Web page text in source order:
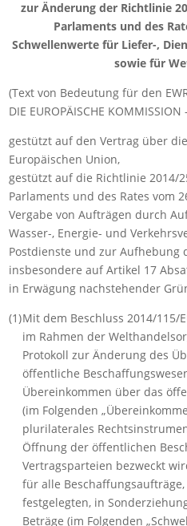
zur Änderung der Richtlinie
Parlaments und des
Schwellenwerte für Liefer-,
sowie für
(Text von Bedeutung für den
DIE EUROPÄISCHE
gestützt auf den Vertrag über
Europäischen Union,
gestützt auf die Richtlinie 2014/
Parlaments und des Rates vom
Vergabe von Aufträgen durch
Wasser-, Energie- und
Postdienste und zur Aufhebung
insbesondere auf Artikel 17
in Erwägung nachstehender
(1)Mit dem Beschluss 2014/115/
im Rahmen der
Protokoll zur Änderung des
öffentliche
Übereinkommen über das
(im Folgenden
plurilaterales
Öffnung der öffentlichen
Vertragsparteien bezweckt
für alle
festgelegten, in
Beträge (im Folgenden